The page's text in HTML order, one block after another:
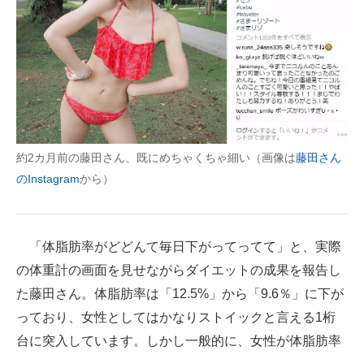
企業ITのトレンドを詳説
経営リーダーのコミュニティ
マーケ×ITの今がよく分かる
ITエンジニア向け専門サイト
企業向けIT製品の総合サイト
IT製品の技術・比較・事例
モノづくり技術者専門サイト
エレクトロニクス専門サイト
電子設計の基本と応用
約2カ月前の藤田さん、既にめちゃくちゃ細い（画像は藤田さん
のInstagramから）
「体脂肪率がどどんて毎日下がってってて」と、実際
の体重計の画面を見せながらダイエットの成果を報告し
た藤田さん。体脂肪率は「12.5%」から「9.6％」に下が
っており、女性としてはかなりストイックと言える1桁
台に突入しています。しかし一般的に、女性が体脂肪率